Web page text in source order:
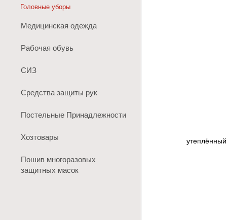
Головные уборы
Медицинская одежда
Рабочая обувь
СИЗ
Средства защиты рук
Постельные Принадлежности
Хозтовары
Пошив многоразовых
защитных масок